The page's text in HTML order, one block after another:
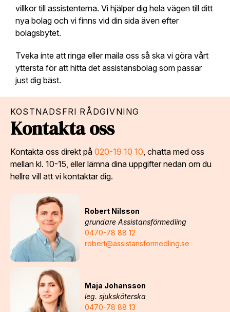
villkor till assistenterna. Vi hjälper dig hela vägen till ditt
nya bolag och vi finns vid din sida även efter
bolagsbytet.
Tveka inte att ringa eller maila oss så ska vi göra vårt
yttersta för att hitta det assistansbolag som passar
just dig bäst.
KOSTNADSFRI RÅDGIVNING
Kontakta oss
Kontakta oss direkt på 020-19 10 10 , chatta med oss
mellan kl. 10-15, eller lämna dina uppgifter nedan om du
hellre vill att vi kontaktar dig.
Robert Nilsson
grundare Assistansförmedling
0470-78 88 12
robert@assistansformedling.se
Maja Johansson
leg. sjuksköterska
0470-78 88 13